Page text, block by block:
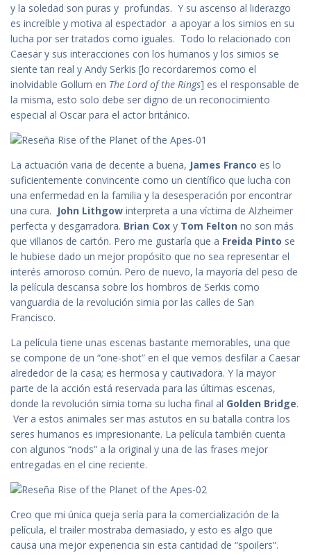
y la soledad son puras y profundas. Y su ascenso al liderazgo
es increíble y motiva al espectador a apoyar a los simios en su
lucha por ser tratados como iguales. Todo lo relacionado con
Caesar y sus interacciones con los humanos y los simios se
siente tan real y Andy Serkis [lo recordaremos como el
inolvidable Gollum en The Lord of the Rings] es el responsable de
la misma, esto solo debe ser digno de un reconocimiento
especial al Oscar para el actor británico.
La actuación varia de decente a buena, James Franco es lo
suficientemente convincente como un científico que lucha con
una enfermedad en la familia y la desesperación por encontrar
una cura. John Lithgow interpreta a una víctima de Alzheimer
perfecta y desgarradora. Brian Cox y Tom Felton no son más
que villanos de cartón. Pero me gustaría que a Freida Pinto se
le hubiese dado un mejor propósito que no sea representar el
interés amoroso común. Pero de nuevo, la mayoría del peso de
la película descansa sobre los hombros de Serkis como
vanguardia de la revolución simia por las calles de San
Francisco.
La película tiene unas escenas bastante memorables, una que
se compone de un “one-shot” en el que vemos desfilar a Caesar
alrededor de la casa; es hermosa y cautivadora. Y la mayor
parte de la acción está reservada para las últimas escenas,
donde la revolución simia toma su lucha final al Golden Bridge.
Ver a estos animales ser mas astutos en su batalla contra los
seres humanos es impresionante. La película también cuenta
con algunos “nods” a la original y una de las frases mejor
entregadas en el cine reciente.
Creo que mi única queja sería para la comercialización de la
película, el trailer mostraba demasiado, y esto es algo que
causa una mejor experiencia sin esta cantidad de “spoilers”.